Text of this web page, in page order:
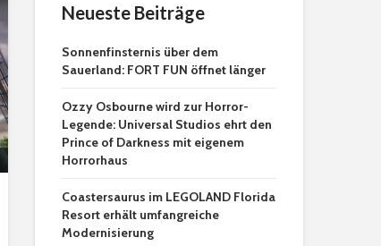
Neueste Beiträge
Sonnenfinsternis über dem
Sauerland: FORT FUN öffnet länger
Ozzy Osbourne wird zur Horror-
Legende: Universal Studios ehrt den
Prince of Darkness mit eigenem
Horrorhaus
Coastersaurus im LEGOLAND Florida
Resort erhält umfangreiche
Modernisierung